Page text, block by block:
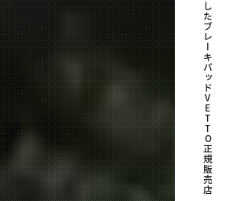
進化したブレーキパッドVETTO正規販売店